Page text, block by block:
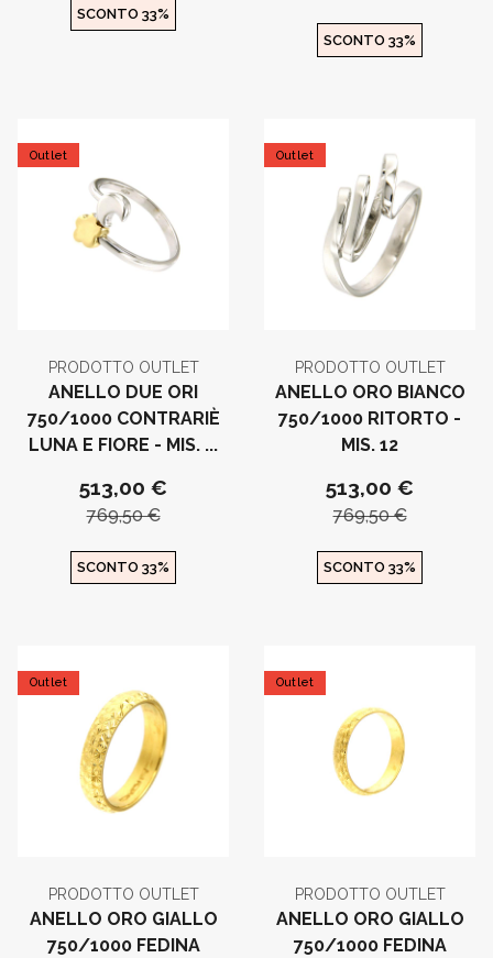
SCONTO 33%
SCONTO 33%
Outlet
PRODOTTO OUTLET
ANELLO DUE ORI
750/1000 CONTRARIÈ
LUNA E FIORE - MIS. ...
513,00 €
769,50 €
SCONTO 33%
Outlet
PRODOTTO OUTLET
ANELLO ORO BIANCO
750/1000 RITORTO -
MIS. 12
513,00 €
769,50 €
SCONTO 33%
Outlet
PRODOTTO OUTLET
ANELLO ORO GIALLO
750/1000 FEDINA
Outlet
PRODOTTO OUTLET
ANELLO ORO GIALLO
750/1000 FEDINA